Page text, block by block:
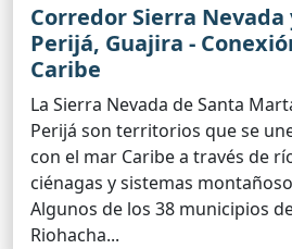
Corredor Sierra Nevada
Perijá, Guajira -
Caribe
La Sierra Nevada de Santa
Perijá son territorios que se
con el mar Caribe a través de
ciénagas y sistemas
Algunos de los 38 municipios
Riohacha...